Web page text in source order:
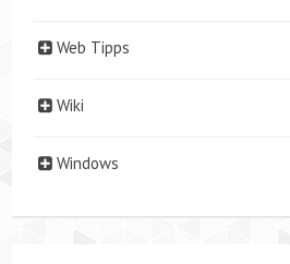
Web Tipps
Wiki
Windows